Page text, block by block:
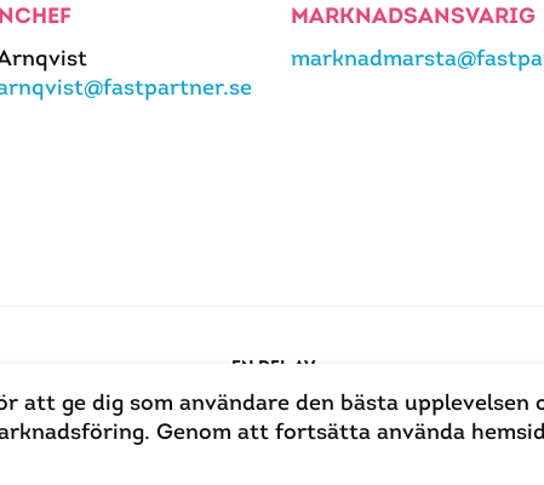
MARKNADSANSVARIG
EN DEL AV
att ge dig som användare den bästa upplevelsen
Genom att fortsätta använda